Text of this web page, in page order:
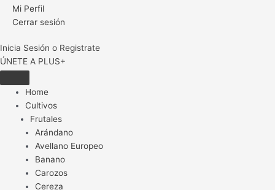
Mi Perfil
Cerrar sesión
Inicia Sesión o Registrate
ÚNETE A PLUS+
Home
Cultivos
Frutales
Arándano
Avellano Europeo
Banano
Carozos
Cereza